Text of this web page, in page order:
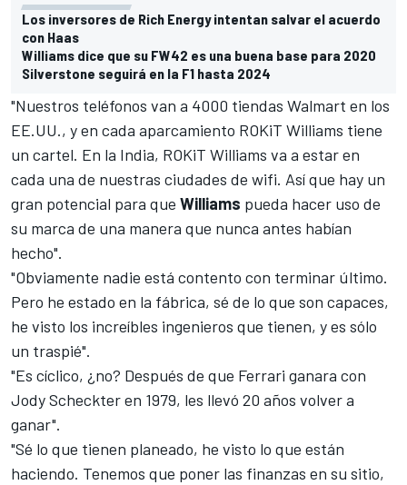
Los inversores de Rich Energy intentan salvar el acuerdo
con Haas
Williams dice que su FW42 es una buena base para 2020
Silverstone seguirá en la F1 hasta 2024
"Nuestros teléfonos van a 4000 tiendas Walmart en los
EE.UU., y en cada aparcamiento ROKiT Williams tiene
un cartel. En la India, ROKiT Williams va a estar en
cada una de nuestras ciudades de wifi. Así que hay un
gran potencial para que Williams pueda hacer uso de
su marca de una manera que nunca antes habían
hecho".
"Obviamente nadie está contento con terminar último.
Pero he estado en la fábrica, sé de lo que son capaces,
he visto los increíbles ingenieros que tienen, y es sólo
un traspié".
"Es cíclico, ¿no? Después de que Ferrari ganara con
Jody Scheckter en 1979, les llevó 20 años volver a
ganar".
"Sé lo que tienen planeado, he visto lo que están
haciendo. Tenemos que poner las finanzas en su sitio,